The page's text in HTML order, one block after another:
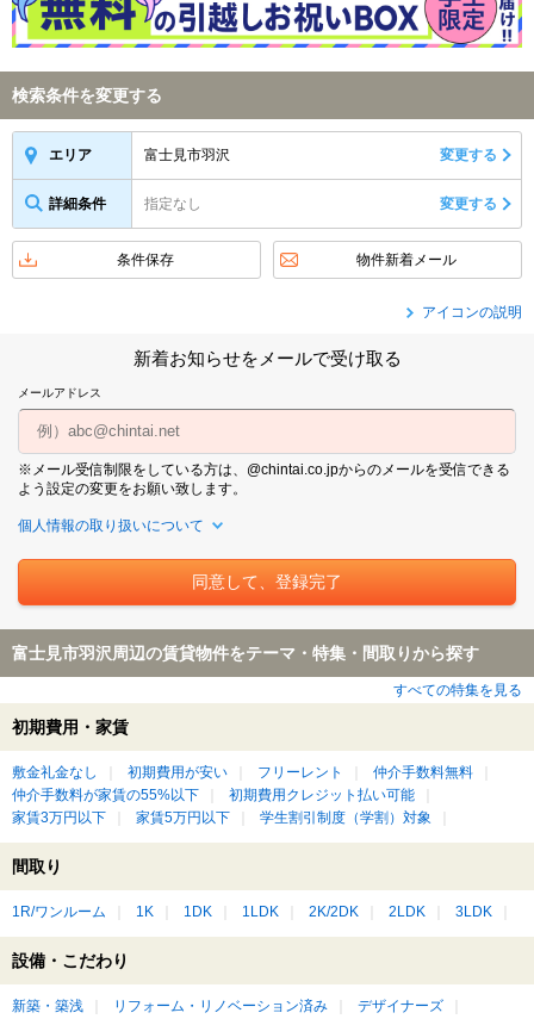
検索条件を変更する
エリア 富士見市羽沢 変更する
詳細条件 指定なし 変更する
条件保存 物件新着メール
アイコンの説明
新着お知らせをメールで受け取る
メールアドレス
※メール受信制限をしている方は、@chintai.co.jpからのメールを受信できる
よう設定の変更をお願い致します。
個人情報の取り扱いについて
富士見市羽沢周辺の賃貸物件をテーマ・特集・間取りから探す
すべての特集を見る
初期費用・家賃
敷金礼金なし 初期費用が安い フリーレント
仲介手数料無料
仲介手数料が家賃の55%以下
初期費用クレジット払い可能
家賃3万円以下
家賃5万円以下 学生割引制度（学割）対象
間取り
1R/ワンルーム 1K 1DK 1LDK 2K/2DK 2LDK 3LDK
設備・こだわり
新築・築浅 リフォーム・リノベーション済み
デザイナーズ